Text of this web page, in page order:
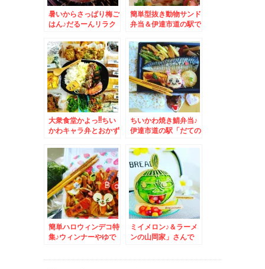
暑いからさっぱり梅ご
はん♪だるーんリラク
処 三平」さんの「八
宝菜定食」と「塩ラー
メン」(*´艸`*)うま
っ！！！
簡単型抜き動物サンド
弁当＆伊達市道の駅で
てパン工房コスモス」
さんの「焼き菓子」が
絶品Σ(ﾟДﾟ)！！
大衆食堂かよっ!!ちい
かわキャラ弁とおかず
町「popoteポポッ
ト」さんの「しょうが
焼き定食」(*´艸`*)
ちいかわ焼き鯖弁当♪
伊達市道の駅「だての
の味絶品ですよ(*´艸
`*)
簡単ハロウィンデコ特
集♪ウィンナーやゆで
ミイメロン♪＆ラーメ
ンの山岡家」さんで